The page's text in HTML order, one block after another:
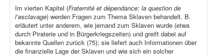
Im vierten Kapitel (Fraternité et dépendance: la question de
l’esclavage) werden Fragen zum Thema Sklaven behandelt. B.
erläutert unter anderem, wie jemand zum Sklaven wurde (etwa
durch Piraterie und in Bürgerkriegszeiten) und greift dabei auf
bekannte Quellen zurück (75); sie liefert auch Informationen über
die finanzielle Lage der Sklaven und wie sich ein solcher